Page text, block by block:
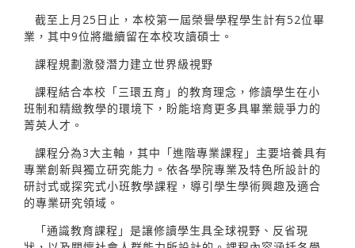
截至上月25日止，本校第一屆榮譽學程學生計有52位畢
業，其中9位將繼續留在本校攻讀碩士。
課程規劃激發潛力建立世界級視野
課程結合本校「三環五育」的教育理念，修讀學生在小
班制和精緻教學的環境下，盼能培育更多具畢業競爭力的
菁英人才。
課程分為3大主軸，其中「進階專業課程」主要培養具有
專業創新與獨立研究能力。依各學院專業及特色所設計的
研討式或探究式小班教學課程，導引學生學術興趣及適合
的專業研究領域。
「通識教育課程」是讓修讀學生具全球視野、反省現